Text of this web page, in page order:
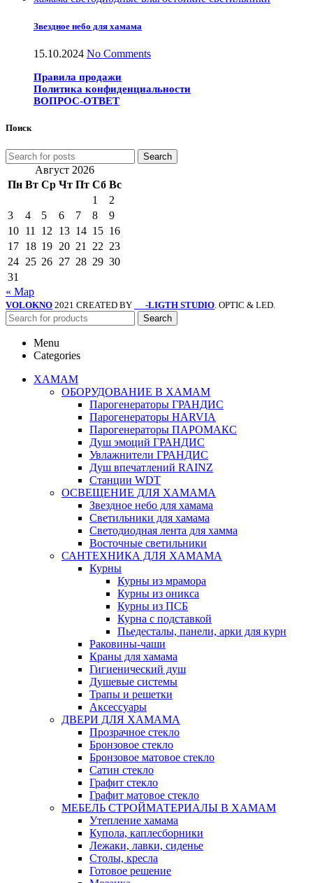
Звездное небо для хамама
15.10.2024 No Comments
Правила продажи
Политика конфиденциальности
ВОПРОС-ОТВЕТ
Поиск
Search
Август 2026
Пн Вт Ср Чт Пт Сб Вс
1
2
3
4 5 6 7 8
9
10 11 12 13 14 15 16
17 18 19 20 21 22 23
24 25 26 27 28 29 30
31
« Мар
VOLOKNO 2021 CREATED BY -LIGTH STUDIO. OPTIC & LED.
Search
Menu
Categories
ХАМАМ
ОБОРУДОВАНИЕ В ХАМАМ
Парогенераторы ГРАНДИС
Парогенераторы HARVIA
Парогенераторы ПАРОМАКС
Душ эмоций ГРАНДИС
Увлажнители ГРАНДИС
Душ впечатлений RAINZ
Станции WDT
ОСВЕЩЕНИЕ ДЛЯ ХАМАМА
Звездное небо для хамама
Светильники для хамама
Светодиодная лента для хамма
Восточные светильники
САНТЕХНИКА ДЛЯ ХАМАМА
Курны
Курны из мрамора
Курны из оникса
Курны из ПСБ
Курна с подставкой
Пьедесталы, панели, арки для курн
Раковины-чаши
Краны для хамама
Гигиенический душ
Душевые системы
Трапы и решетки
Аксессуары
ДВЕРИ ДЛЯ ХАМАМА
Прозрачное стекло
Бронзовое стекло
Бронзовое матовое стекло
Сатин стекло
Графит стекло
Графит матовое стекло
МЕБЕЛЬ СТРОЙМАТЕРИАЛЫ В ХАМАМ
Утепление хамама
Купола, каплесборники
Лежаки, лавки, сиденье
Столы, кресла
Готовое решение